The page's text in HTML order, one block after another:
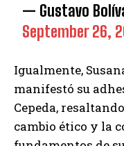
— Gustavo
September 26,
Igualmente,
manifestó su
Cepeda,
cambio ético y la